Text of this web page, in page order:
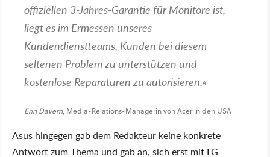
offiziellen 3-Jahres-Garantie für Monitore ist,
liegt es im Ermessen unseres
Kundendienstteams, Kunden bei diesem
seltenen Problem zu unterstützen und
kostenlose Reparaturen zu autorisieren.
Erin Davern, Media-Relations-Managerin von Acer in den USA
Asus hingegen gab dem Redakteur keine konkrete
Antwort zum Thema und gab an, sich erst mit LG